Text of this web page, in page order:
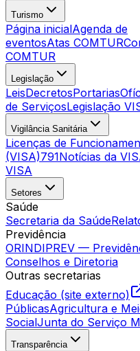
Turismo
Página inicialAgenda de
eventosAtas COMTUR
COMTUR
Legislação
LeisDecretosPortarias
de ServiçosLegislação
Vigilância Sanitária
Licenças de
(VISA)791Notícias da
VISA
Setores
Saúde
Secretaria da Saúde
Previdência
ORINDIPREV —
Conselhos e Diretoria
Outras secretarias
Educação (site externo)
PúblicasAgricultura e
SocialJunta do Serviço
Transparência